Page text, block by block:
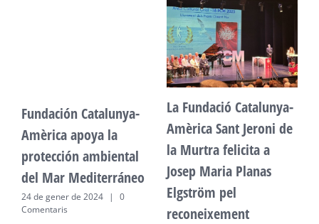
Fundación Catalunya-
Amèrica apoya la
protección ambiental
del Mar Mediterráneo
24 de gener de 2024 |
0
Comentaris
La Fundació Catalunya-
Amèrica Sant Jeroni de
la Murtra felicita a
Josep Maria Planas
Elgström pel
reconeixement